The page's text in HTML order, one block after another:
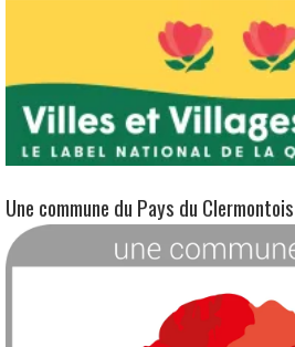
Facebook Ville de Clermont – Oise
Clermont, ville fleurie 2 fleurs
Une commune du Pays du Clermontois